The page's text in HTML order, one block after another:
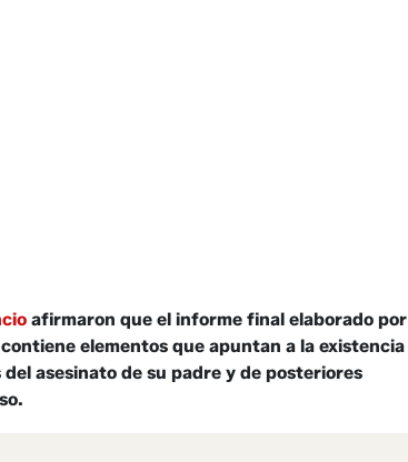
afirmaron que el informe final elaborado por
elementos que apuntan a la existencia
asesinato de su padre y de posteriores